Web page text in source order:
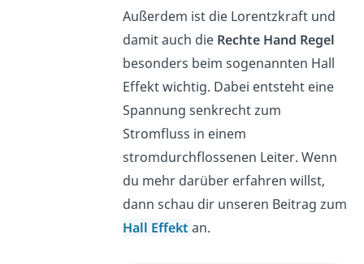
Außerdem ist die Lorentzkraft und
damit auch die Rechte Hand Regel
besonders beim sogenannten Hall
Effekt wichtig. Dabei entsteht eine
Spannung senkrecht zum
Stromfluss in einem
stromdurchflossenen Leiter. Wenn
du mehr darüber erfahren willst,
dann schau dir unseren Beitrag zum
Hall Effekt an.